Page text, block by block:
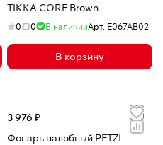
TIKKA CORE Brown
0 0 В наличииАрт. E067AB02
В корзину
3 976 ₽
Фонарь налобный PETZL